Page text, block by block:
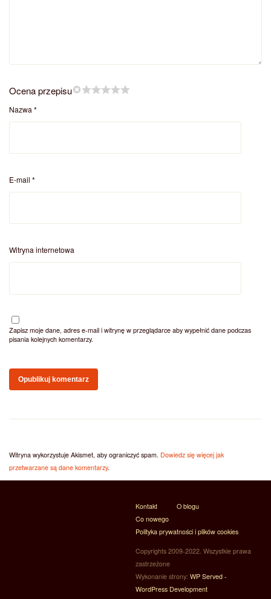
Ocena przepisu
Nazwa *
E-mail *
Witryna internetowa
Zapisz moje dane, adres e-mail i witrynę w przeglądarce aby wypełnić dane podczas
pisania kolejnych komentarzy.
Witryna wykorzystuje Akismet, aby ograniczyć spam. Dowiedz się więcej jak
przetwarzane są dane komentarzy.
Kontakt
O blogu
Co nowego
Polityka prywatności i plików cookies
Copyrights 2009-2022. Wszystkie prawa
zastrzeżone
Wykonanie strony: WP Served -
WordPress Development